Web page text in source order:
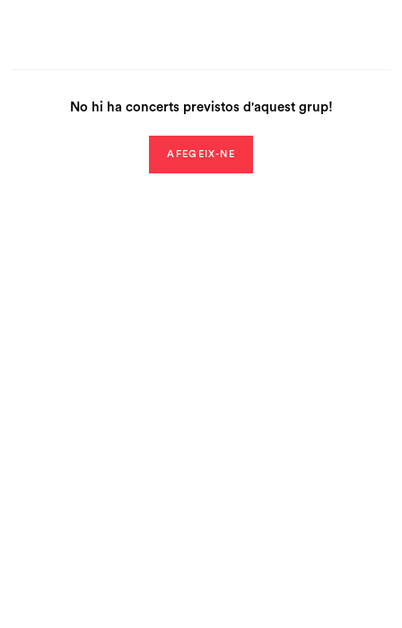
No hi ha concerts previstos d'aquest grup!
AFEGEIX-NE